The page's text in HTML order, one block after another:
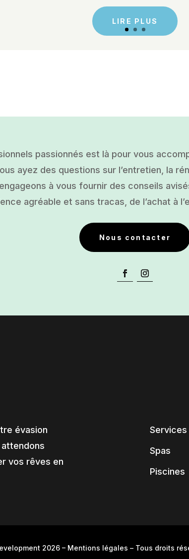
LIRE PLUS
passionnés est là pour vous
ayez des questions sur l’entretien, la
à vous fournir des conseils
agréable et sans tracas, de l’achat à
Nous contacter
évasion
vos rêves en
Services
Spas
Piscines
2026– Mentions légales – Tous droits